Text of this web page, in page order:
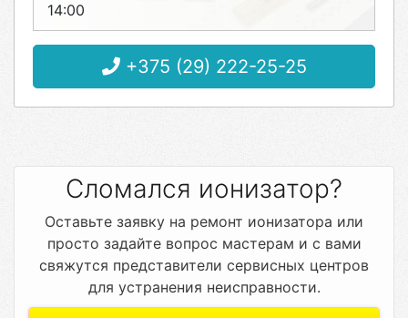
14:00
+375 (29) 222-25-25
Сломался ионизатор?
Оставьте заявку на ремонт ионизатора или
просто задайте вопрос мастерам и с вами
свяжутся представители сервисных центров
для устранения неисправности.